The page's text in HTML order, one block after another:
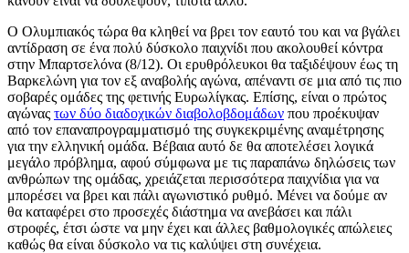
Ο Ολυμπιακός τώρα θα κληθεί να βρει τον εαυτό του και να βγάλει
αντίδραση σε ένα πολύ δύσκολο παιχνίδι που ακολουθεί κόντρα
στην Μπαρτσελόνα (8/12). Οι ερυθρόλευκοι θα ταξιδέψουν έως τη
Βαρκελώνη για τον εξ αναβολής αγώνα, απέναντι σε μια από τις πιο
σοβαρές ομάδες της φετινής Ευρωλίγκας. Επίσης, είναι ο πρώτος
αγώνας των δύο διαδοχικών διαβολοβδομάδων που προέκυψαν
από τον επαναπρογραμματισμό της συγκεκριμένης αναμέτρησης
για την ελληνική ομάδα. Βέβαια αυτό δε θα αποτελέσει λογικά
μεγάλο πρόβλημα, αφού σύμφωνα με τις παραπάνω δηλώσεις των
ανθρώπων της ομάδας, χρειάζεται περισσότερα παιχνίδια για να
μπορέσει να βρει και πάλι αγωνιστικό ρυθμό. Μένει να δούμε αν
θα καταφέρει στο προσεχές διάστημα να ανεβάσει και πάλι
στροφές, έτσι ώστε να μην έχει και άλλες βαθμολογικές απώλειες
καθώς θα είναι δύσκολο να τις καλύψει στη συνέχεια.